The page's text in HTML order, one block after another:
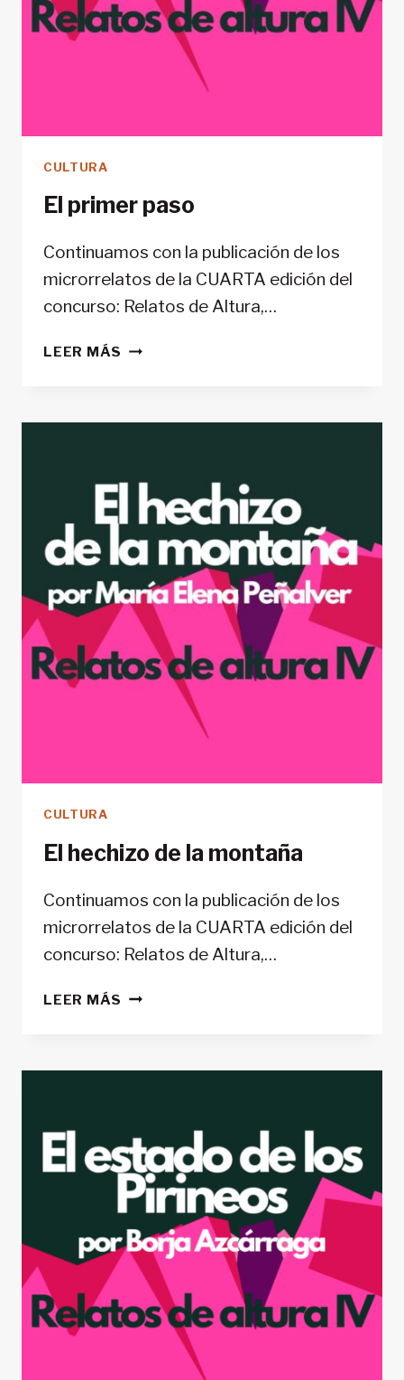
CULTURA
El primer paso
Continuamos con la publicación de los
microrrelatos de la CUARTA edición del
concurso: Relatos de Altura,…
LEER MÁS EL
CULTURA
El hechizo de la montaña
Continuamos con la publicación de los
microrrelatos de la CUARTA edición del
concurso: Relatos de Altura,…
LEER MÁS EL